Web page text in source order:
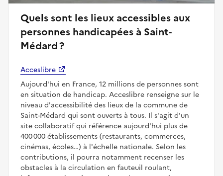
Quels sont les lieux accessibles aux
personnes handicapées à Saint-
Médard ?
Acceslibre
Aujourd'hui en France, 12 millions de personnes sont
en situation de handicap. Acceslibre renseigne sur le
niveau d'accessibilité des lieux de la commune de
Saint-Médard qui sont ouverts à tous. Il s'agit d'un
site collaboratif qui référence aujourd'hui plus de
400 000 établissements (restaurants, commerces,
cinémas, écoles…) à l'échelle nationale. Selon les
contributions, il pourra notamment recenser les
obstacles à la circulation en fauteuil roulant,